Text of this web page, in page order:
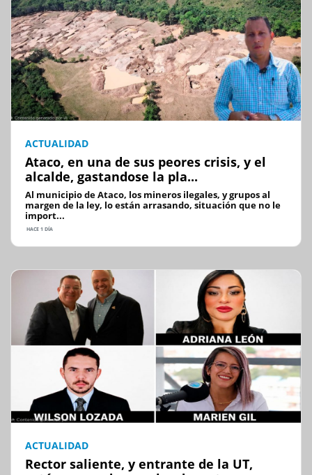
ACTUALIDAD
Ataco, en una de sus peores crisis, y el
alcalde, gastandose la pla...
Al municipio de Ataco, los mineros ilegales, y grupos al
margen de la ley, lo están arrasando, situación que no le
import...
HACE 1 DÍA
ACTUALIDAD
Rector saliente, y entrante de la UT,